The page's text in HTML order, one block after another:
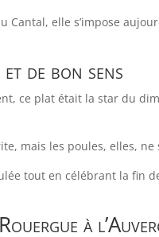
Cantal, elle s’impose
de bon sens
ce plat était la star du
mais les poules, elles, ne
tout en célébrant la fin
à